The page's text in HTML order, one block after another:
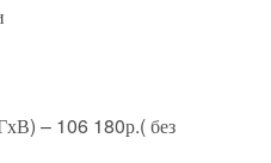
– 106 180р.( без